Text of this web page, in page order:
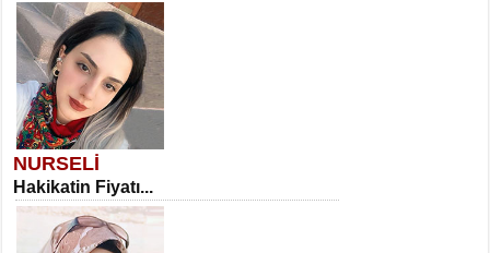
NURSELİ
Hakikatin Fiyatı...